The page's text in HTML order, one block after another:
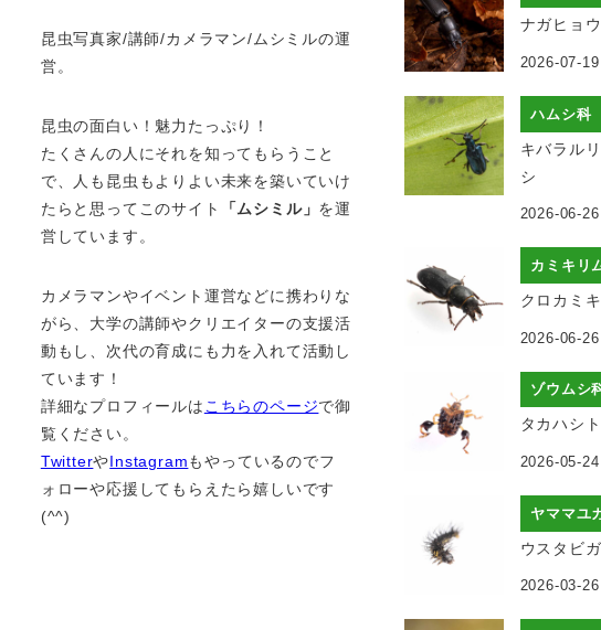
昆虫写真家/講師/カメラマン/ムシミルの運
営。
昆虫の面白い！魅力たっぷり！
たくさんの人にそれを知ってもらうこと
で、人も昆虫もよりよい未来を築いていけ
たらと思ってこのサイト
「ムシミル」 を運
営しています。
カメラマンやイベント運営などに携わりな
がら、大学の講師やクリエイターの支援活
動もし、次代の育成にも力を入れて活動し
ています！
詳細なプロフィールは こちらのページで御
覧ください。
TwitterやInstagramもやっているのでフ
ォローや応援してもらえたら嬉しいです
(^^)
ナガヒョ
2026-07-19
ハムシ科
キバラル
シ
2026-06-26
カミキリ
クロカミ
2026-06-26
ゾウムシ
タカハシ
2026-05-24
ヤママユ
ウスタビガ
2026-03-26